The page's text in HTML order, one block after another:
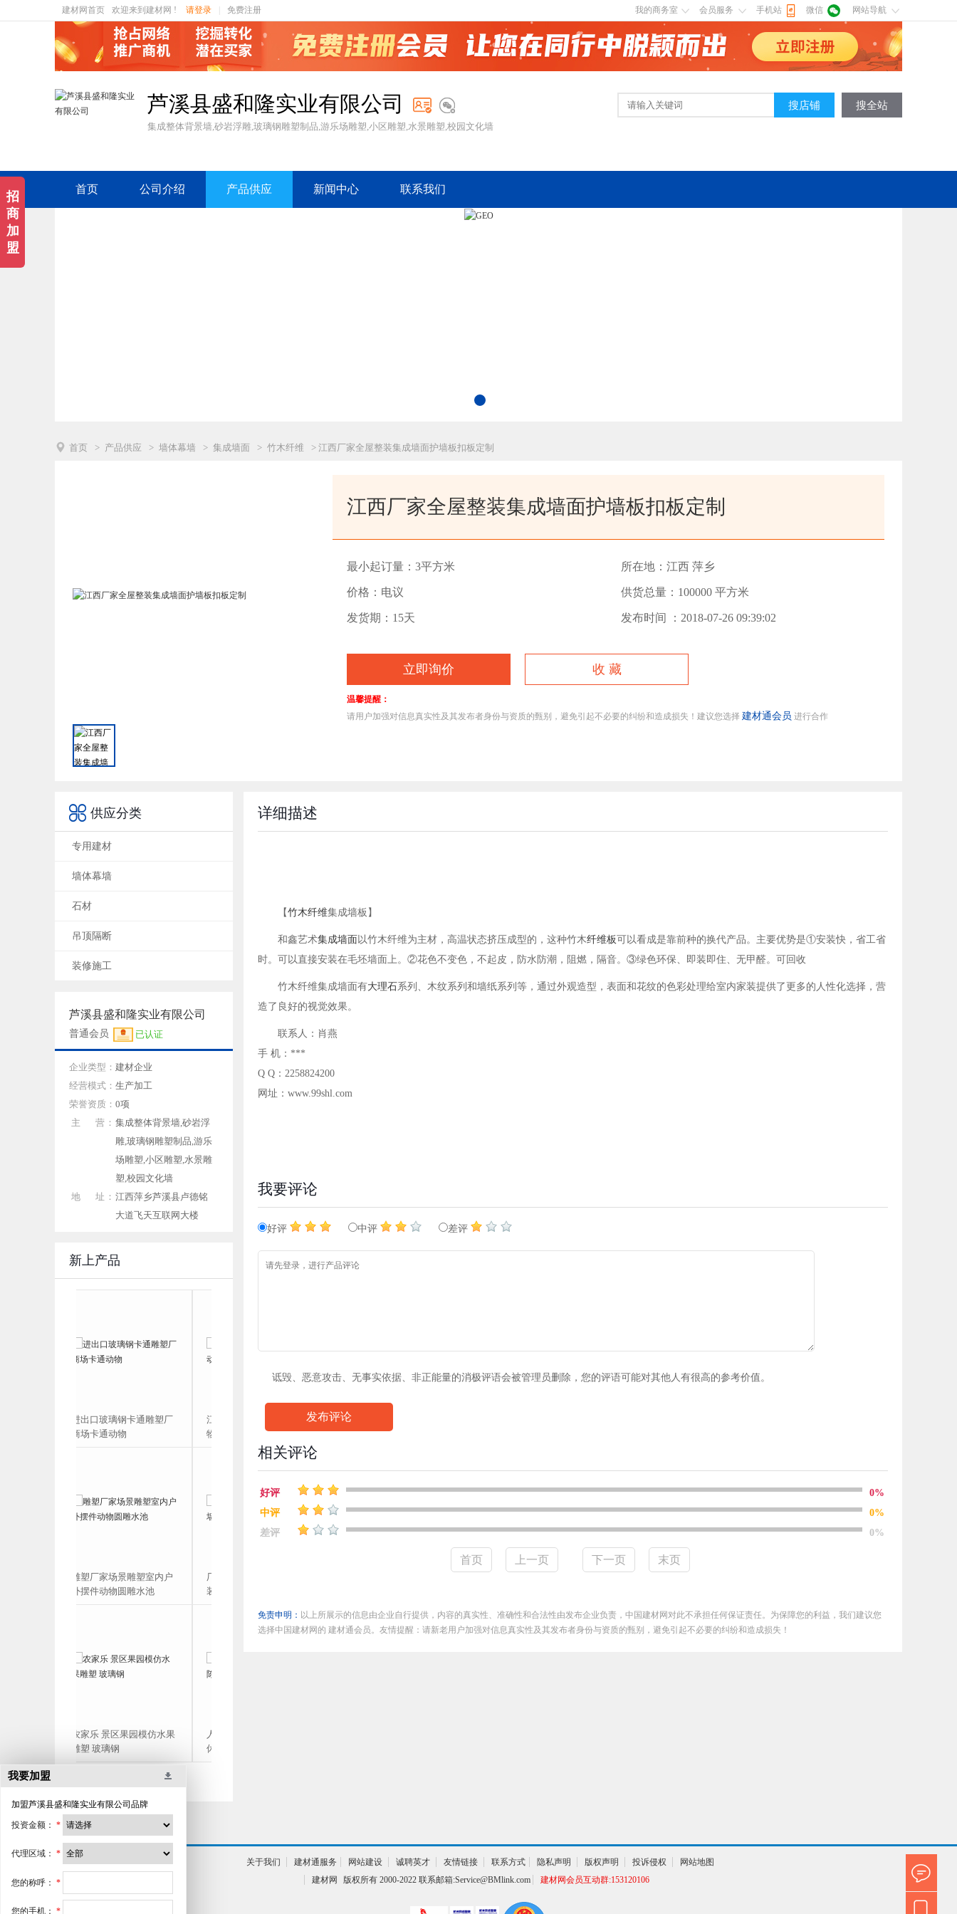
建材网首页 欢迎来到建材网 ! 请登录 免费注册 我的商务室 会员服务 手机站 微信 网站导航
芦溪县盛和隆实业有限公司
集成整体背景墙,砂岩浮雕,玻璃钢雕塑制品,游乐场雕塑,小区雕塑,水景雕塑,校园文化墙
搜店铺 搜全站
首页 公司介绍 产品供应 新闻中心 联系我们
 首页 > 产品供应 > 墙体幕墙 > 集成墙面 > 竹木纤维 > 江西厂家全屋整装集成墙面护墙板扣板定制
江西厂家全屋整装集成墙面护墙板扣板定制
最小起订量：3平方米 所在地：江西 萍乡
价格：电议 供货总量：100000 平方米
发货期：15天 发布时间 ：2018-07-26 09:39:02
立即询价 收 藏
温馨提醒：
请用户加强对信息真实性及其发布者身份与资质的甄别，避免引起不必要的纠纷和造成损失！建议您选择 建材通会员 进行合作
详细描述
【竹木纤维集成墙板】
和鑫艺术集成墙面 以竹木纤维为主材，高温状态挤压成型的，这种竹木纤维板可以看成是靠前种的换代产品。主要优势是①安装快，省工省
时。可以直接安装在毛坯墙面上。②花色不变色，不起皮，防水防潮，阻燃，隔音。③绿色环保、即装即住、无甲醛。可回收
竹木纤维集成墙面有大理石系列、木纹系列和墙纸系列等，通过外观造型，表面和花纹的色彩处理给室内家装提供了更多的人性化选择，营
造了良好的视觉效果。
联系人：肖燕
手 机：***
Q Q：2258824200
网址：www.99shl.com
我要评论
好评 中评 差评
诋毁、恶意攻击、无事实依据、非正能量的消极评语会被管理员删除，您的评语可能对其他人有很高的参考价值。
发布评论
相关评论
好评
0%
中评
0%
差评
0%
首页 上一页 下一页 末页
免责申明： 以上所展示的信息由企业自行提供，内容的真实性、准确性和合法性由发布企业负责，中国建材网对此不承担任何保证责任。为保障您的利益，我们建议您
选择中国建材网的 建材通会员。友情提醒：请新老用户加强对信息真实性及其发布者身份与资质的甄别，避免引起不必要的纠纷和造成损失！
 供应分类
专用建材
墙体幕墙
石材
吊顶隔断
装修施工
芦溪县盛和隆实业有限公司
普通会员 已认证
企业类型： 建材企业
经营模式： 生产加工
荣誉资质： 0项
主 营： 集成整体背景墙,砂岩浮
雕,玻璃钢雕塑制品,游乐
场雕塑,小区雕塑,水景雕
塑,校园文化墙
地 址： 江西萍乡芦溪县卢德铭
大道飞天互联网大楼
新上产品
进出口玻璃钢卡通雕塑厂
商场卡通动物
雕塑厂家场景雕塑室内户
外摆件动物圆雕水池
农家乐 景区果园模仿水果
雕塑 玻璃钢
江西厂家假山景观雕塑 动
我要加盟
加盟芦溪县盛和隆实业有限公司 品牌
投资金额： *
代理区域： *
您的称呼： *
您的手机： *
关于我们 建材通服务 网站建设 诚聘英才 友情链接 联系方式 隐私声明 版权声明 投诉侵权
网站地图
建材网
版权所有 2000-2022 联系邮箱:Service@BMlink.com 建材网会员互动群:153120106
招
商
加
盟